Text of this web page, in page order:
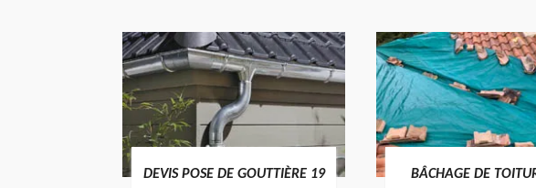
DEVIS POSE DE GOUTTIÈRE 19 BÂCHAGE DE